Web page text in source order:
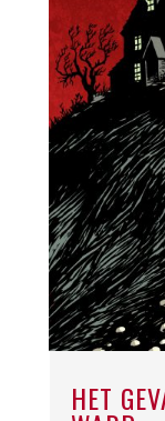
HET